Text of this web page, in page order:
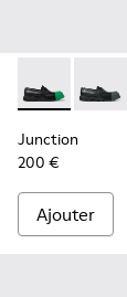
Junction -
Junction
200 €
Ajouter